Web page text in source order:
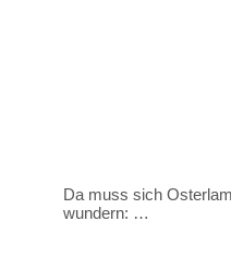
Da muss sich
wundern: …